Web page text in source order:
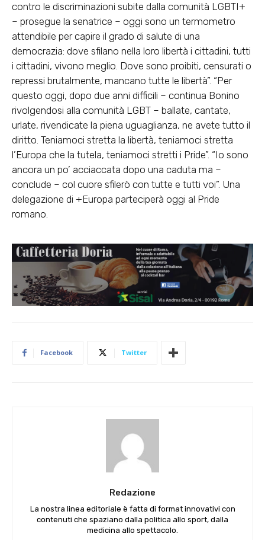
contro le discriminazioni subite dalla comunità LGBTI+
– prosegue la senatrice – oggi sono un termometro
attendibile per capire il grado di salute di una
democrazia: dove sfilano nella loro libertà i cittadini, tutti
i cittadini, vivono meglio. Dove sono proibiti, censurati o
repressi brutalmente, mancano tutte le libertà”. “Per
questo oggi, dopo due anni difficili – continua Bonino
rivolgendosi alla comunità LGBT – ballate, cantate,
urlate, rivendicate la piena uguaglianza, ne avete tutto il
diritto. Teniamoci stretta la libertà, teniamoci stretta
l’Europa che la tutela, teniamoci stretti i Pride”. “Io sono
ancora un po’ acciaccata dopo una caduta ma –
conclude – col cuore sfilerò con tutte e tutti voi”. Una
delegazione di +Europa parteciperà oggi al Pride
romano.
Facebook Twitter
Redazione
La nostra linea editoriale è fatta di format innovativi con
contenuti che spaziano dalla politica allo sport, dalla
medicina allo spettacolo.